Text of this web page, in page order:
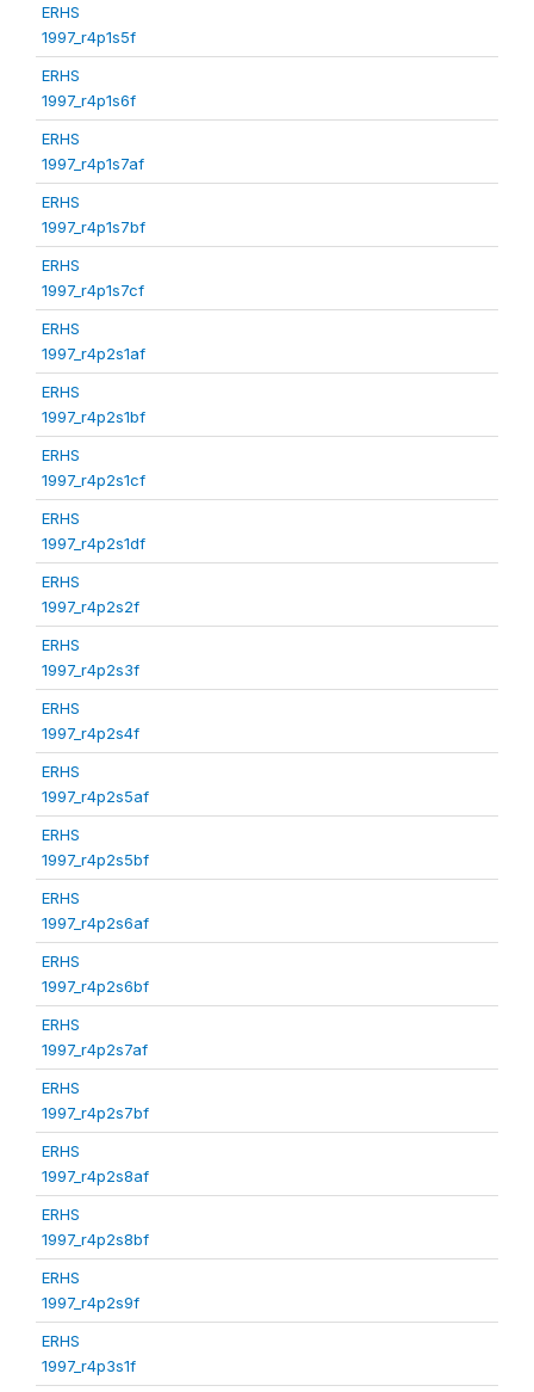
ERHS
1997_r4p1s5f
ERHS
1997_r4p1s6f
ERHS
1997_r4p1s7af
ERHS
1997_r4p1s7bf
ERHS
1997_r4p1s7cf
ERHS
1997_r4p2s1af
ERHS
1997_r4p2s1bf
ERHS
1997_r4p2s1cf
ERHS
1997_r4p2s1df
ERHS
1997_r4p2s2f
ERHS
1997_r4p2s3f
ERHS
1997_r4p2s4f
ERHS
1997_r4p2s5af
ERHS
1997_r4p2s5bf
ERHS
1997_r4p2s6af
ERHS
1997_r4p2s6bf
ERHS
1997_r4p2s7af
ERHS
1997_r4p2s7bf
ERHS
1997_r4p2s8af
ERHS
1997_r4p2s8bf
ERHS
1997_r4p2s9f
ERHS
1997_r4p3s1f